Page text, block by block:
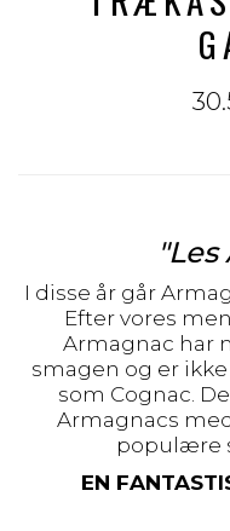
"Les
I disse år går
Efter vores
Armagnac har
smagen og er
som Cognac.
Armagnacs
populære
EN